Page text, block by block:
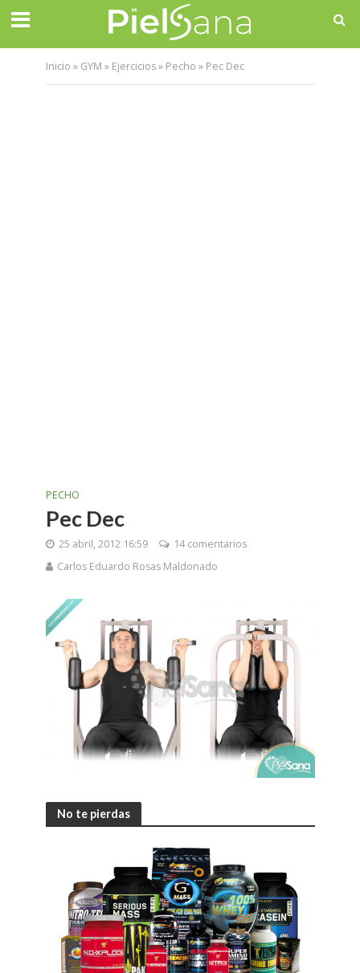
Inicio » GYM » Ejercicios» Pecho » Pec Dec
PECHO
Pec Dec
25 abril, 2012 16:59
14 comentarios
Carlos Eduardo Rosas Maldonado
No te pierdas